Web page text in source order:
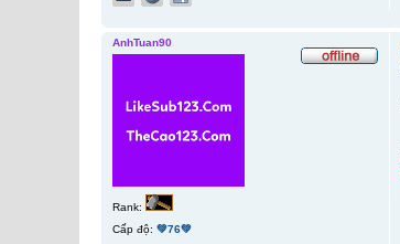
AnhTuan90
Rank:
Cấp độ: 💚76💚